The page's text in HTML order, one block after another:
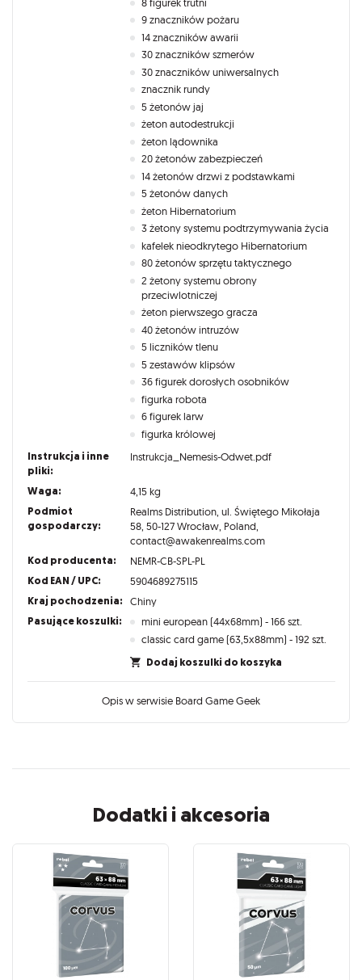
9 znaczników pożaru
14 znaczników awarii
30 znaczników szmerów
30 znaczników uniwersalnych
znacznik rundy
5 żetonów jaj
żeton autodestrukcji
żeton lądownika
20 żetonów zabezpieczeń
14 żetonów drzwi z podstawkami
5 żetonów danych
żeton Hibernatorium
3 żetony systemu podtrzymywania życia
kafelek nieodkrytego Hibernatorium
80 żetonów sprzętu taktycznego
2 żetony systemu obrony
przeciwlotniczej
żeton pierwszego gracza
40 żetonów intruzów
5 liczników tlenu
5 zestawów klipsów
36 figurek dorosłych osobników
figurka robota
6 figurek larw
figurka królowej
Instrukcja i inne
pliki:
Instrukcja_Nemesis-Odwet.pdf
Waga: 4,15 kg
Podmiot
gospodarczy:
Realms Distribution, ul. Świętego Mikołaja
58, 50-127 Wrocław, Poland,
contact@awakenrealms.com
Kod producenta: NEMR-CB-SPL-PL
Kod EAN / UPC: 5904689275115
Kraj pochodzenia: Chiny
Pasujące koszulki:
mini european (44x68mm) - 166 szt.
classic card game (63,5x88mm) - 192 szt.
Dodaj koszulki do koszyka
Opis w serwisie Board Game Geek
Dodatki i akcesoria